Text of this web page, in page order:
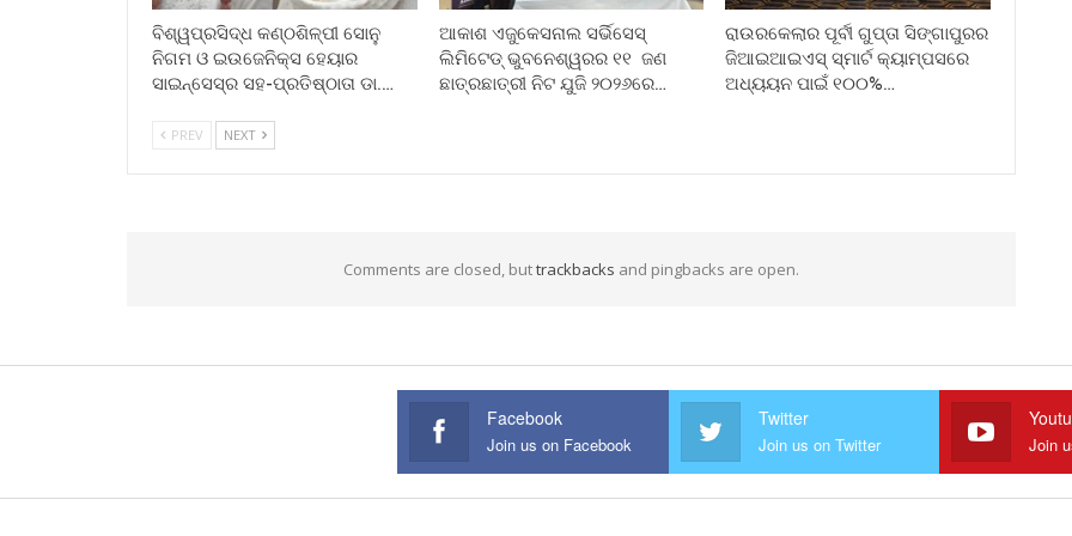
ବିଶ୍ୱପ୍ରସିଦ୍ଧ କଣ୍ଠଶିଳ୍ପୀ ସୋନୁ
ନିଗମ ଓ ଇଉଜେନିକ୍ସ ହେୟାର
ସାଇନ୍ସେସ୍ର ସହ-ପ୍ରତିଷ୍ଠାତା ଡା.…
ଆକାଶ ଏଜୁକେସନାଲ ସର୍ଭିସେସ୍
ଲିମିଟେଡ୍ ଭୁବନେଶ୍ୱରର ୧୧ ଜଣ
ଛାତ୍ରଛାତ୍ରୀ ନିଟ ଯୁଜି ୨୦୨୬ରେ…
ରାଉରକେଲାର ପୂର୍ବୀ ଗୁପ୍ତା ସିଙ୍ଗାପୁରର
ଜିଆଇଆଇଏସ୍ ସ୍ମାର୍ଟ କ୍ୟାମ୍ପସରେ
ଅଧ୍ୟୟନ ପାଇଁ ୧୦୦%…
PREV NEXT
Comments are closed, buttrackbacks and pingbacks are open.
Facebook
Join us on Facebook
Twitter
Join us on Twitter Join